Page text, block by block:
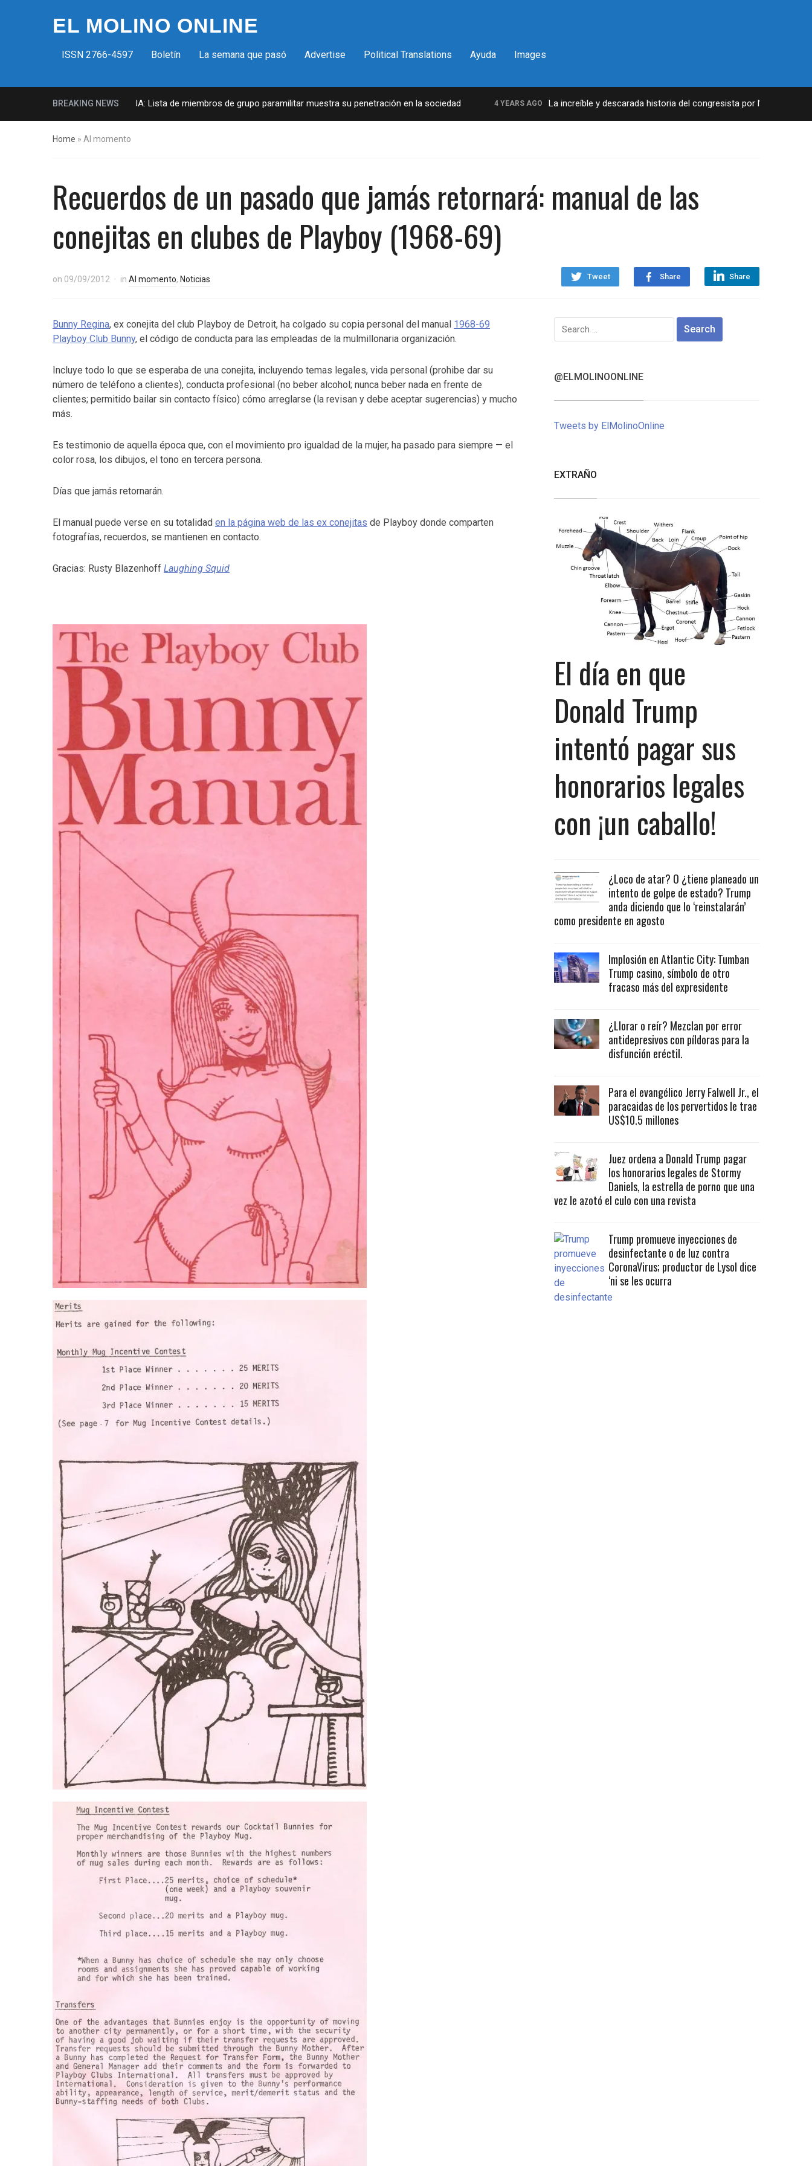
EL MOLINO ONLINE
ISSN 2766-4597 Boletín La semana que pasó Advertise Political Translations Ayuda Images
BREAKING NEWS
Milicias fascistas en EUA: Lista de miembros de grupo paramilitar muestra su penetración en la sociedad 4 YEARS AGO La increíble y descarada historia del congresista por NY George Santos
Home » Al momento
Recuerdos de un pasado que jamás retornará: manual de las
conejitas en clubes de Playboy (1968-69)
Tweet Share Share
on 09/09/2012 in Al momento, Noticias
Bunny Regina, ex conejita del club Playboy de Detroit, ha colgado su copia personal del manual 1968-69
Playboy Club Bunny, el código de conducta para las empleadas de la mulmillonaria organización.
Incluye todo lo que se esperaba de una conejita, incluyendo temas legales, vida personal (prohibe dar su
número de teléfono a clientes), conducta profesional (no beber alcohol; nunca beber nada en frente de
clientes; permitido bailar sin contacto físico) cómo arreglarse (la revisan y debe aceptar sugerencias) y mucho
más.
Es testimonio de aquella época que, con el movimiento pro igualdad de la mujer, ha pasado para siempre — el
color rosa, los dibujos, el tono en tercera persona.
Días que jamás retornarán.
El manual puede verse en su totalidad en la página web de las ex conejitas de Playboy donde comparten
fotografías, recuerdos, se mantienen en contacto.
Gracias: Rusty Blazenhoff Laughing Squid
Search
for:
@ELMOLINOONLINE
Tweets by ElMolinoOnline
EXTRAÑO
El día en que
Donald Trump
intentó pagar sus
honorarios legales
con ¡un caballo!
¿Loco de atar? O ¿tiene planeado un
intento de golpe de estado? Trump
anda diciendo que lo ‘reinstalarán’
como presidente en agosto
Implosión en Atlantic City: Tumban
Trump casino, símbolo de otro
fracaso más del expresidente
¿Llorar o reír? Mezclan por error
antidepresivos con píldoras para la
disfunción eréctil.
Para el evangélico Jerry Falwell Jr., el
paracaidas de los pervertidos le trae
US$10.5 millones
Juez ordena a Donald Trump pagar
los honorarios legales de Stormy
Daniels, la estrella de porno que una
vez le azotó el culo con una revista
Trump promueve inyecciones de
desinfectante o de luz contra
CoronaVirus; productor de Lysol dice
‘ni se les ocurra